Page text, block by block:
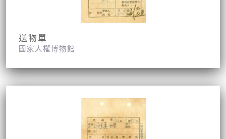
送物單
國家人權博物館